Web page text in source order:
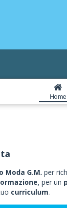
Home
Moda G.M. per
, per un
curriculum.